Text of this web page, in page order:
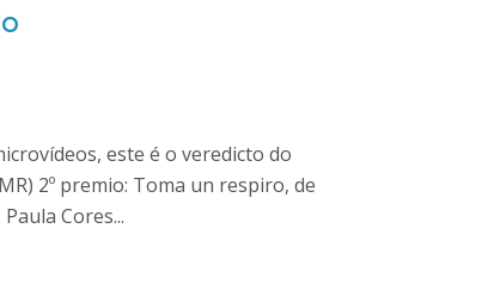
este é o veredicto do
2º premio: Toma un respiro, de
Cores...